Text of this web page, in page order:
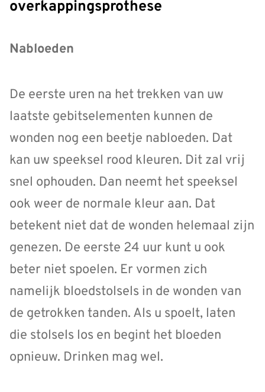
overkappingsprothese
Nabloeden
De eerste uren na het trekken van uw
laatste gebitselementen kunnen de
wonden nog een beetje nabloeden. Dat
kan uw speeksel rood kleuren. Dit zal vrij
snel ophouden. Dan neemt het speeksel
ook weer de normale kleur aan. Dat
betekent niet dat de wonden helemaal zijn
genezen. De eerste 24 uur kunt u ook
beter niet spoelen. Er vormen zich
namelijk bloedstolsels in de wonden van
de getrokken tanden. Als u spoelt, laten
die stolsels los en begint het bloeden
opnieuw. Drinken mag wel.